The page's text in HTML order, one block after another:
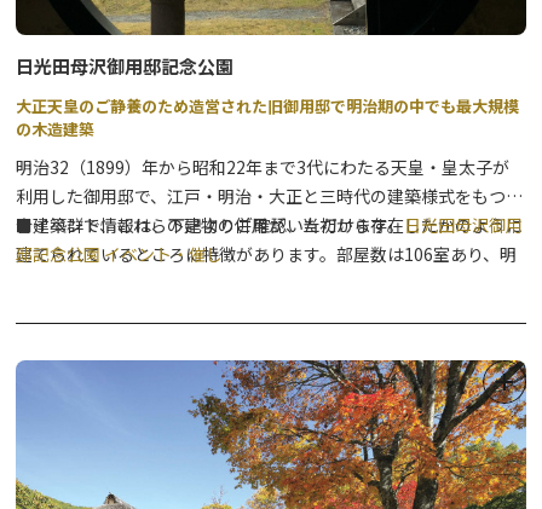
日光田母沢御用邸記念公園
大正天皇のご静養のため造営された旧御用邸で明治期の中でも最大規模
の木造建築
明治32（1899）年から昭和22年まで3代にわたる天皇・皇太子が
利用した御用邸で、江戸・明治・大正と三時代の建築様式をもつ集
合建築群で、これらの建物の併用が、当初から存在したかのように
建てられているところに特徴があります。部屋数は106室あり、明
える記念の木で、樹齢は300～350年と推定され、優美な御用邸建
築の美しさに、自然観を添え、花時には際立った彩りを与えていま
す。建物は国の重要文化財に指定され、当時の建築様式や皇室文化
を垣間見ることができます。季節ごとの催しや、研修等での施設利
用(有料)もできますので、ご利用ください。
■イベント情報は、下記よりご確認いただけます。日光田母沢御用
邸記念公園 イベント・催し